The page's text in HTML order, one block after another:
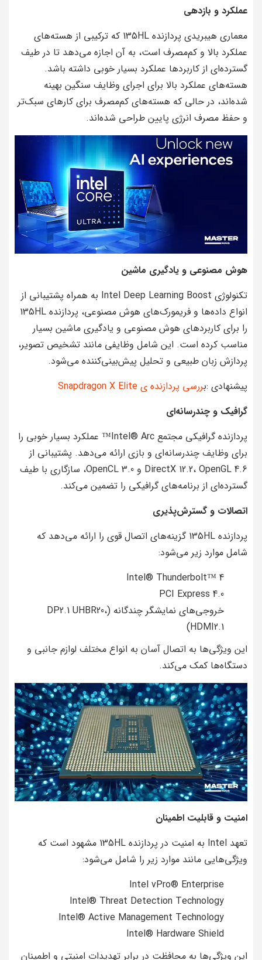
عملکرد و بازدهی
معماری هیبریدی پردازنده 135HL که ترکیبی از هسته‌های
عملکرد بالا و کم‌مصرف است، به آن اجازه می‌دهد تا در طیف
گسترده‌ای از کاربردها عملکرد بسیار خوبی داشته باشد.
هسته‌های عملکرد بالا برای اجرای وظایف سنگین بهینه
شده‌اند، در حالی که هسته‌های کم‌مصرف برای کارهای سبک‌تر
و حفظ مصرف انرژی پایین طراحی شده‌اند.
هوش مصنوعی و یادگیری ماشین
تکنولوژی Intel Deep Learning Boost به همراه پشتیبانی از
انواع داده‌ها و فریمورک‌های هوش مصنوعی، پردازنده 135HL
را برای کاربردهای هوش مصنوعی و یادگیری ماشین بسیار
مناسب کرده است. این شامل وظایفی مانند تشخیص تصویر،
پردازش زبان طبیعی و تحلیل پیش‌بینی‌کننده می‌شود.
پیشنهادی :بررسی پردازنده ی Snapdragon X Elite
گرافیک و چندرسانه‌ای
پردازنده گرافیکی مجتمع Intel® Arc™ عملکرد بسیار خوبی را
برای وظایف چندرسانه‌ای و بازی ارائه می‌دهد. پشتیبانی از
DirectX 12.2، OpenGL 4.6 و OpenCL 3.0، سازگاری با طیف
گسترده‌ای از برنامه‌های گرافیکی را تضمین می‌کند.
اتصالات و گسترش‌پذیری
پردازنده 135HL گزینه‌های اتصال قوی را ارائه می‌دهد که
شامل موارد زیر می‌شود:
Intel® Thunderbolt™ 4
PCI Express 4.0
خروجی‌های نمایشگر چندگانه (DP2.1 UHBR20،
HDMI2.1)
این ویژگی‌ها به اتصال آسان به انواع مختلف لوازم جانبی و
دستگاه‌ها کمک می‌کند.
امنیت و قابلیت اطمینان
تعهد Intel به امنیت در پردازنده 135HL مشهود است که
ویژگی‌هایی مانند موارد زیر را شامل می‌شود:
Intel vPro® Enterprise
Intel® Threat Detection Technology
Intel® Active Management Technology
Intel® Hardware Shield
این ویژگی‌ها به محافظت در برابر تهدیدات امنیتی و اطمینان